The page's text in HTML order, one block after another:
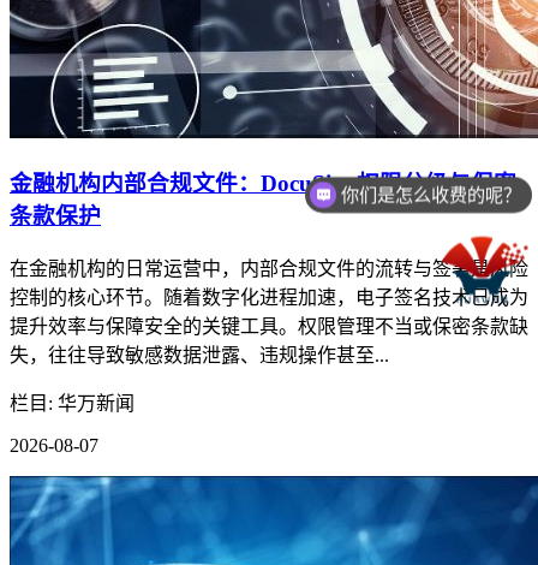
金融机构内部合规文件：DocuSign权限分级与保密
条款保护
在金融机构的日常运营中，内部合规文件的流转与签署是风险
控制的核心环节。随着数字化进程加速，电子签名技术已成为
提升效率与保障安全的关键工具。权限管理不当或保密条款缺
失，往往导致敏感数据泄露、违规操作甚至...
栏目: 华万新闻
2026-08-07
你们是怎么收费的呢？
现在有优惠活动么？